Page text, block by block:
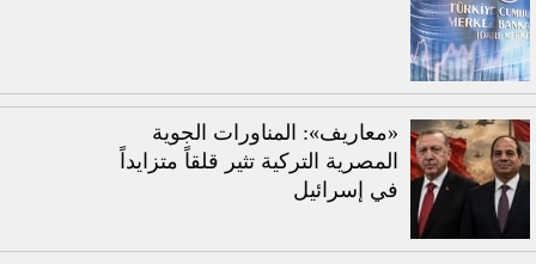
«معاريف»: المناورات الجوية
المصرية التركية تثير قلقاً متزايداً
في إسرائيل